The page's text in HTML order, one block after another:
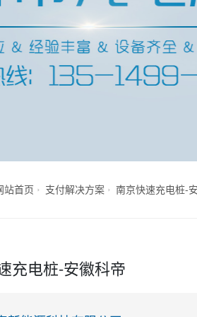
站首页 支付解决方案 南京快速充电桩-
充电桩-安徽科帝